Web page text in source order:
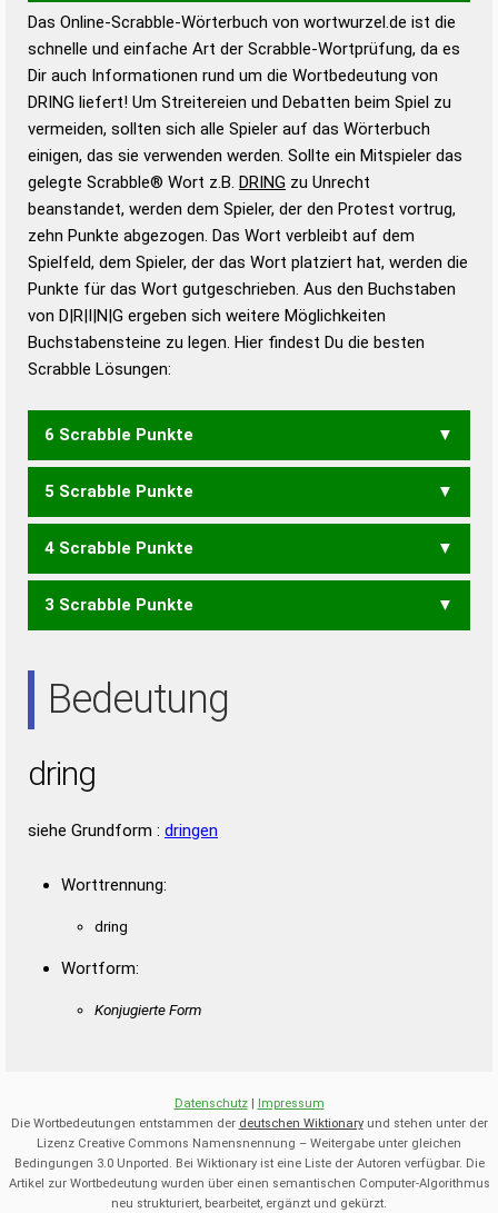
Wortwurzel liefert mit Hilfe eines semantischen
Wortanalyse-Algorithmus gute Anhaltspunkte zu
Wortbedeutung, Worttrennung und Wortform, um die
Gültigkeit eines Wortes für das Scrabble-Spiel zu
bestimmen!
zugelassene Turnier Scrabble-
Wörterbücher sind:
Duden – Standardwerk in 12 Bänden
Duden – Richtiges und gutes
Deutsch
Duden – Die deutsche Grammatik
Duden – Deutsches
Das Online-Scrabble-Wörterbuch von wortwurzel.de ist die
schnelle und einfache Art der Scrabble-Wortprüfung, da es
Dir auch Informationen rund um die Wortbedeutung von
DRING liefert! Um Streitereien und Debatten beim Spiel zu
vermeiden, sollten sich alle Spieler auf das Wörterbuch
einigen, das sie verwenden werden. Sollte ein Mitspieler das
gelegte Scrabble® Wort z.B. DRING zu Unrecht
beanstandet, werden dem Spieler, der den Protest vortrug,
zehn Punkte abgezogen. Das Wort verbleibt auf dem
Spielfeld, dem Spieler, der das Wort platziert hat, werden die
Punkte für das Wort gutgeschrieben. Aus den Buchstaben
von D|R|I|N|G ergeben sich weitere Möglichkeiten
Buchstabensteine zu legen. Hier findest Du die besten
Scrabble Lösungen:
6 Scrabble Punkte
GRIND
5 Scrabble Punkte
DING
4 Scrabble Punkte
GIN DIRN RIND
3 Scrabble Punkte
Bedeutung
dring
siehe Grundform : dringen
Worttrennung:
dring
Wortform:
Konjugierte Form
Datenschutz| Impressum
Die Wortbedeutungen entstammen der deutschen Wiktionaryund stehen unter der
Lizenz Creative Commons Namensnennung – Weitergabe unter gleichen
Bedingungen 3.0 Unported. Bei Wiktionary ist eine Liste der Autoren verfügbar. Die
Artikel zur Wortbedeutung wurden über einen semantischen Computer-Algorithmus
neu strukturiert, bearbeitet, ergänzt und gekürzt.